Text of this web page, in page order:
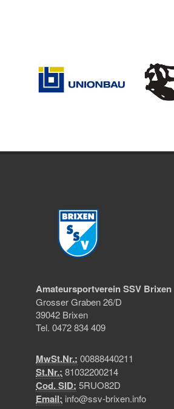
Amateursportverein SSV Brixen
Grosser Graben 26/D
39042 Brixen
Tel. 0472 834 409
MwSt.Nr.: 00888440211
St.Nr.: 81032200214
Cod. SID: 5RUO82D
Email: info@ssv-brixen.info